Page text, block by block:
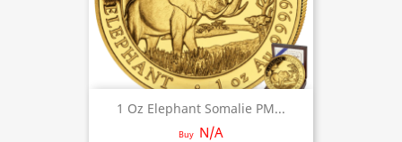
1 Oz Elephant Somalie PM...
Buy N/A